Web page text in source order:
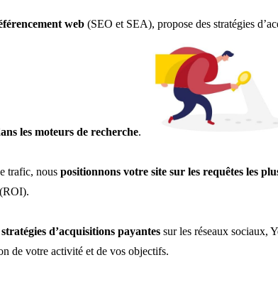
web (SEO et SEA), propose des stratégies
les moteurs de recherche.
trafic, nous positionnons votre site sur les requêtes les
stratégies d’acquisitions payantes sur les réseaux sociaux,
de votre activité et de vos objectifs.